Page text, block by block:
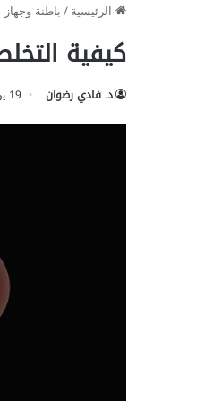
الرئيسية/باطنة
كيفية
د. فادي رضوان 19 يوليو 2017